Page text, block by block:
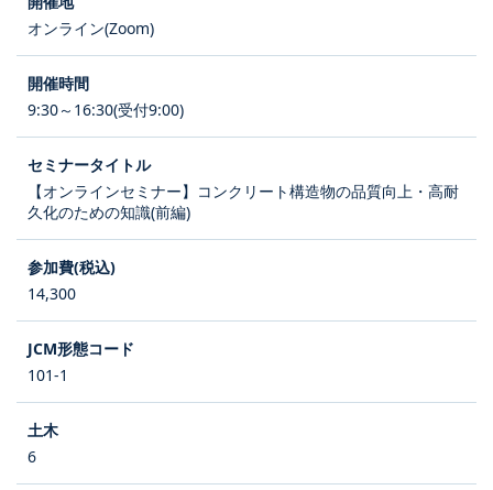
オンライン(Zoom)
9:30～16:30(受付9:00)
【オンラインセミナー】コンクリート構造物の品質向上・高耐
久化のための知識(前編)
14,300
101-1
6